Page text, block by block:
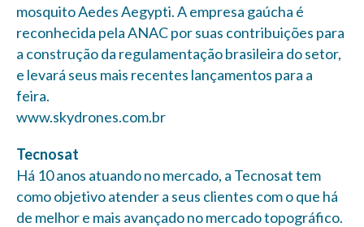
mosquito Aedes Aegypti. A empresa gaúcha é
reconhecida pela ANAC por suas contribuições para
a construção da regulamentação brasileira do setor,
e levará seus mais recentes lançamentos para a
feira.
www.skydrones.com.br
Tecnosat
Há 10 anos atuando no mercado, a Tecnosat tem
como objetivo atender a seus clientes com o que há
de melhor e mais avançado no mercado topográfico.